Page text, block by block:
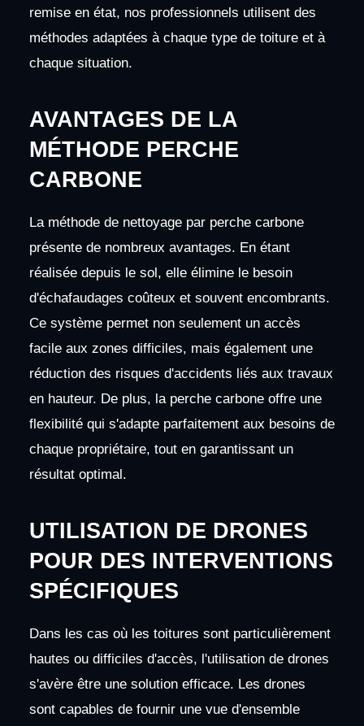
remise en état, nos professionnels utilisent des
méthodes adaptées à chaque type de toiture et à
chaque situation.
AVANTAGES DE LA
MÉTHODE PERCHE
CARBONE
La méthode de nettoyage par perche carbone
présente de nombreux avantages. En étant
réalisée depuis le sol, elle élimine le besoin
d'échafaudages coûteux et souvent encombrants.
Ce système permet non seulement un accès
facile aux zones difficiles, mais également une
réduction des risques d'accidents liés aux travaux
en hauteur. De plus, la perche carbone offre une
flexibilité qui s'adapte parfaitement aux besoins de
chaque propriétaire, tout en garantissant un
résultat optimal.
UTILISATION DE DRONES
POUR DES INTERVENTIONS
SPÉCIFIQUES
Dans les cas où les toitures sont particulièrement
hautes ou difficiles d'accès, l'utilisation de drones
s'avère être une solution efficace. Les drones
sont capables de fournir une vue d'ensemble